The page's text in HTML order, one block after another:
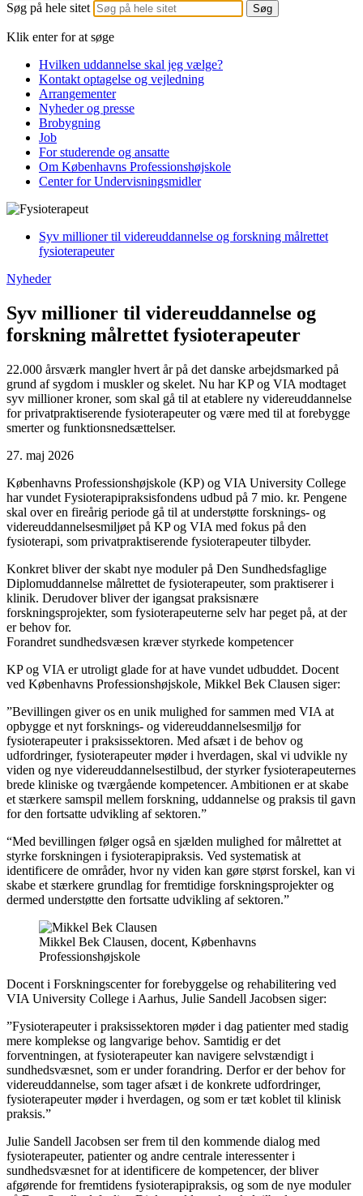
Søg på hele sitet
Klik enter for at søge
Hvilken uddannelse skal jeg vælge?
Kontakt optagelse og vejledning
Arrangementer
Nyheder og presse
Brobygning
Job
For studerende og ansatte
Om Københavns Professionshøjskole
Center for Undervisningsmidler
Syv millioner til videreuddannelse og forskning målrettet
fysioterapeuter
Nyheder
Syv millioner til videreuddannelse og
forskning målrettet fysioterapeuter
22.000 årsværk mangler hvert år på det danske arbejdsmarked på
grund af sygdom i muskler og skelet. Nu har KP og VIA modtaget
syv millioner kroner, som skal gå til at etablere ny videreuddannelse
for privatpraktiserende fysioterapeuter og være med til at forebygge
smerter og funktionsnedsættelser.
27. maj 2026
Københavns Professionshøjskole (KP) og VIA University College
har vundet Fysioterapipraksisfondens udbud på 7 mio. kr. Pengene
skal over en fireårig periode gå til at understøtte forsknings- og
videreuddannelsesmiljøet på KP og VIA med fokus på den
fysioterapi, som privatpraktiserende fysioterapeuter tilbyder.
Konkret bliver der skabt nye moduler på Den Sundhedsfaglige
Diplomuddannelse målrettet de fysioterapeuter, som praktiserer i
klinik. Derudover bliver der igangsat praksisnære
forskningsprojekter, som fysioterapeuterne selv har peget på, at der
er behov for.
Forandret sundhedsvæsen kræver styrkede kompetencer
KP og VIA er utroligt glade for at have vundet udbuddet. Docent
ved Københavns Professionshøjskole, Mikkel Bek Clausen siger:
”Bevillingen giver os en unik mulighed for sammen med VIA at
opbygge et nyt forsknings- og videreuddannelsesmiljø for
fysioterapeuter i praksissektoren. Med afsæt i de behov og
udfordringer, fysioterapeuter møder i hverdagen, skal vi udvikle ny
viden og nye videreuddannelsestilbud, der styrker fysioterapeuternes
brede kliniske og tværgående kompetencer. Ambitionen er at skabe
et stærkere samspil mellem forskning, uddannelse og praksis til gavn
for den fortsatte udvikling af sektoren.”
“Med bevillingen følger også en sjælden mulighed for målrettet at
styrke forskningen i fysioterapipraksis. Ved systematisk at
identificere de områder, hvor ny viden kan gøre størst forskel, kan vi
skabe et stærkere grundlag for fremtidige forskningsprojekter og
dermed understøtte den fortsatte udvikling af sektoren.”
Mikkel Bek Clausen, docent, Københavns
Professionshøjskole
Docent i Forskningscenter for forebyggelse og rehabilitering ved
VIA University College i Aarhus, Julie Sandell Jacobsen siger:
”Fysioterapeuter i praksissektoren møder i dag patienter med stadig
mere komplekse og langvarige behov. Samtidig er det
forventningen, at fysioterapeuter kan navigere selvstændigt i
sundhedsvæsnet, som er under forandring. Derfor er der behov for
videreuddannelse, som tager afsæt i de konkrete udfordringer,
fysioterapeuter møder i hverdagen, og som er tæt koblet til klinisk
praksis.”
Julie Sandell Jacobsen ser frem til den kommende dialog med
fysioterapeuter, patienter og andre centrale interessenter i
sundhedsvæsnet for at identificere de kompetencer, der bliver
afgørende for fremtidens fysioterapipraksis, og som de nye moduler